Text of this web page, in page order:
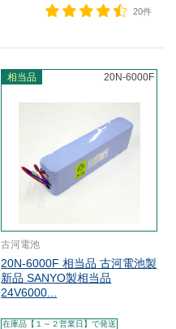
20件
相当品 20N-6000F
古河電池
20N-6000F 相当品 古河電池製
新品 SANYO製相当品
24V6000...
在庫品【１～２営業日】で発送